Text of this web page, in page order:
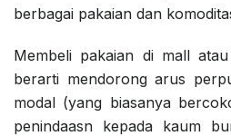
berbagai pakaian dan
Membeli pakaian di mall
berarti mendorong arus
modal (yang biasanya
penindaasn kepada kaum